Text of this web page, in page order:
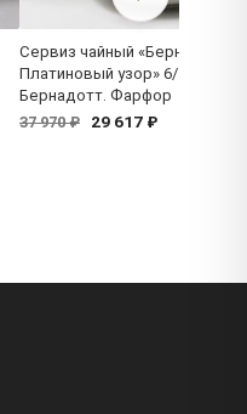
Сервиз чайный «Бернадотт
Платиновый узор» 6/17
Бернадотт. Фарфор
37 970 ₽
29 617 ₽